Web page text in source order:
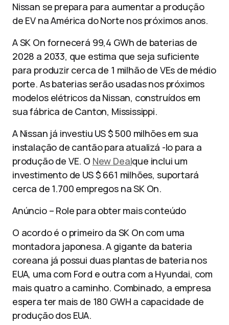
Nissan se prepara para aumentar a produção
de EV na América do Norte nos próximos anos.
A SK On fornecerá 99,4 GWh de baterias de
2028 a 2033, que estima que seja suficiente
para produzir cerca de 1 milhão de VEs de médio
porte. As baterias serão usadas nos próximos
modelos elétricos da Nissan, construídos em
sua fábrica de Canton, Mississippi.
A Nissan já investiu US $ 500 milhões em sua
instalação de cantão para atualizá -lo para a
produção de VE. O New Dealque inclui um
investimento de US $ 661 milhões, suportará
cerca de 1.700 empregos na SK On.
Anúncio – Role para obter mais conteúdo
O acordo é o primeiro da SK On com uma
montadora japonesa. A gigante da bateria
coreana já possui duas plantas de bateria nos
EUA, uma com Ford e outra com a Hyundai, com
mais quatro a caminho. Combinado, a empresa
espera ter mais de 180 GWH a capacidade de
produção dos EUA.